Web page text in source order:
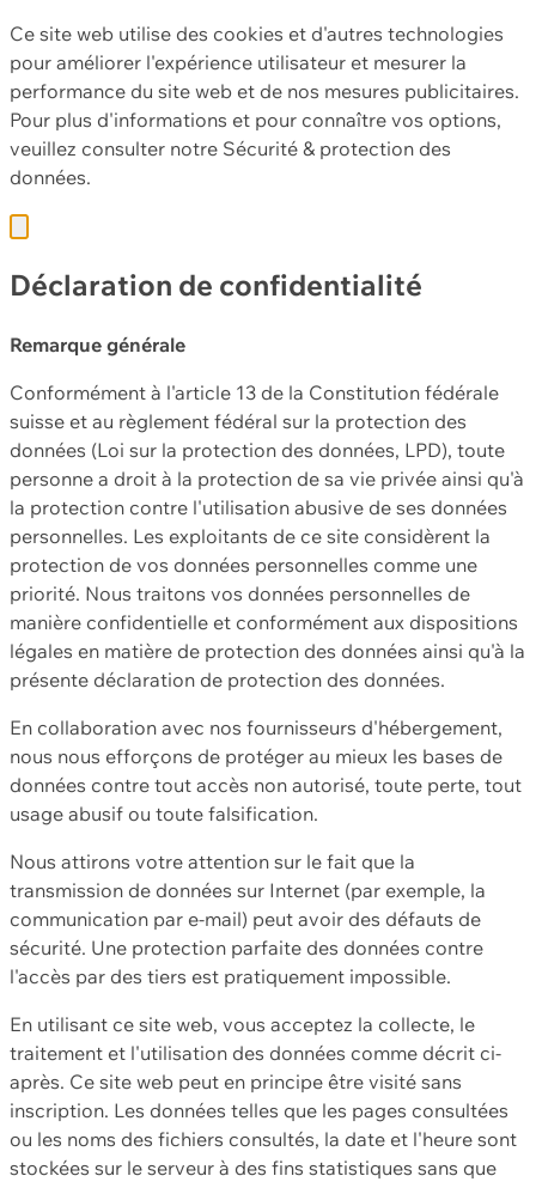
Ce site web utilise des cookies et d'autres technologies
pour améliorer l'expérience utilisateur et mesurer la
performance du site web et de nos mesures publicitaires.
Pour plus d'informations et pour connaître vos options,
veuillez consulter notre Sécurité & protection des
données.
Déclaration de confidentialité
Remarque générale
Conformément à l'article 13 de la Constitution fédérale
suisse et au règlement fédéral sur la protection des
données (Loi sur la protection des données, LPD), toute
personne a droit à la protection de sa vie privée ainsi qu'à
la protection contre l'utilisation abusive de ses données
personnelles. Les exploitants de ce site considèrent la
protection de vos données personnelles comme une
priorité. Nous traitons vos données personnelles de
manière confidentielle et conformément aux dispositions
légales en matière de protection des données ainsi qu'à la
présente déclaration de protection des données.
En collaboration avec nos fournisseurs d'hébergement,
nous nous efforçons de protéger au mieux les bases de
données contre tout accès non autorisé, toute perte, tout
usage abusif ou toute falsification.
Nous attirons votre attention sur le fait que la
transmission de données sur Internet (par exemple, la
communication par e-mail) peut avoir des défauts de
sécurité. Une protection parfaite des données contre
l'accès par des tiers est pratiquement impossible.
En utilisant ce site web, vous acceptez la collecte, le
traitement et l'utilisation des données comme décrit ci-
après. Ce site web peut en principe être visité sans
inscription. Les données telles que les pages consultées
ou les noms des fichiers consultés, la date et l'heure sont
stockées sur le serveur à des fins statistiques sans que